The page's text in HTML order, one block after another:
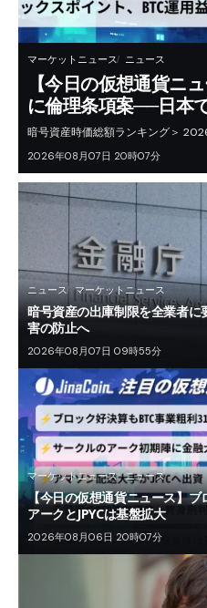
マーケットニュース ニュース
【今日の仮想通貨ニ
に倫理条項案──日本
暗号資産時価総額ランキング＞
2026年08月07日 20時07分
ニュース マーケットニュース
暗号資産の出庫制限を全業者
害の防止へ
2026年08月07日 09時55分
マーケットニュース ニュース
【今日の仮想通貨ニュース】
アークとJPYCは基盤拡大
2026年08月06日 20時07分